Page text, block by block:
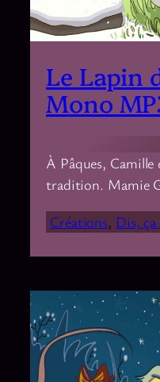
Le Lapin
Mono
À Pâques,
tradition. Mamie
Créations, Dis, ça